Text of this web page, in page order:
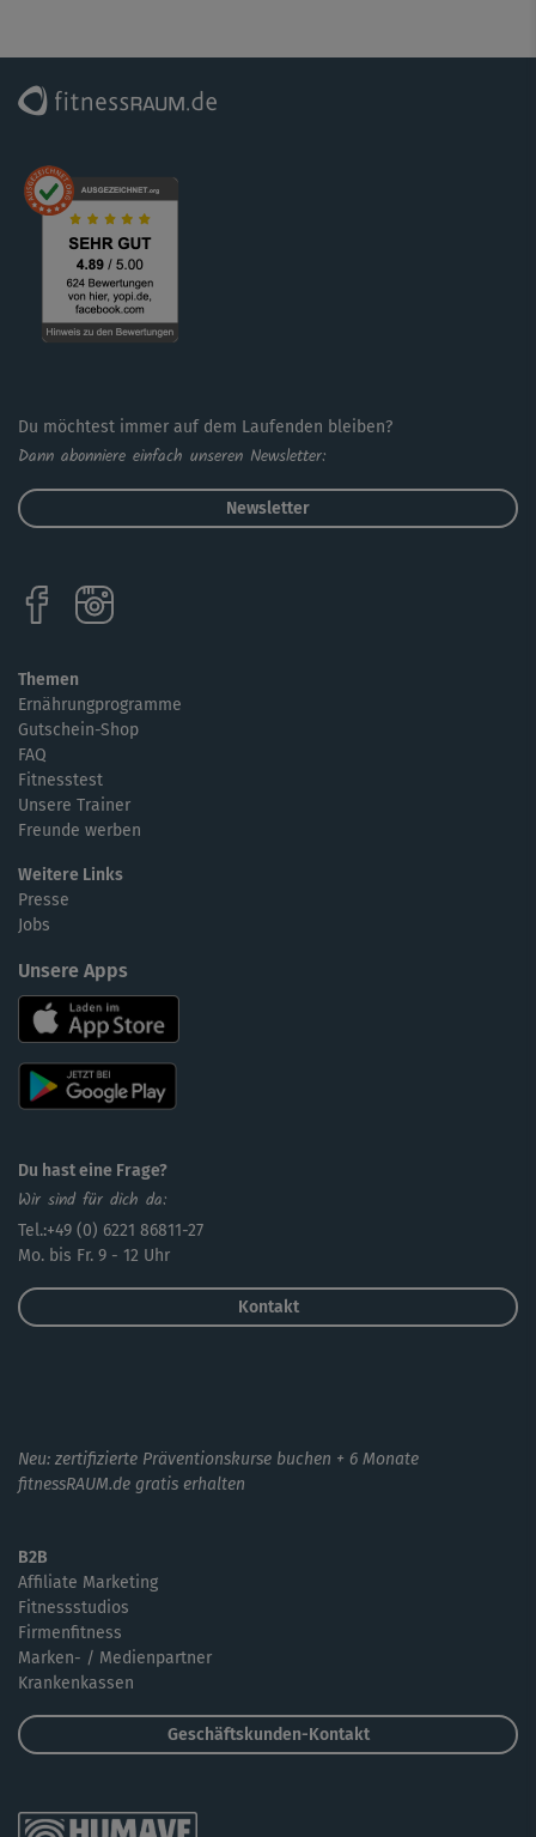
Ausdauer, Koordination und Balance. Außerdem werden
Du möchtest immer auf dem Laufenden bleiben?
Dann abonniere einfach unseren Newsletter:
Newsletter
Themen
Ernährungprogramme
Gutschein-Shop
FAQ
Fitnesstest
Unsere Trainer
Freunde werben
Weitere Links
Presse
Jobs
Unsere Apps
Du hast eine Frage?
Wir sind für dich da:
Tel.:+49 (0) 6221 86811-27
Mo. bis Fr. 9 - 12 Uhr
Kontakt
Neu: zertifizierte Präventionskurse buchen + 6 Monate
fitnessRAUM.de gratis erhalten
B2B
Affiliate Marketing
Fitnessstudios
Firmenfitness
Marken- / Medienpartner
Krankenkassen
Geschäftskunden-Kontakt